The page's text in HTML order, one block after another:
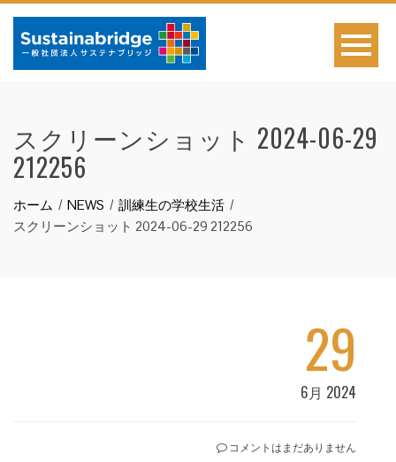
スクリーンショット 2024-06-29
212256
ホーム NEWS
訓練生の学校生活
スクリーンショット 2024-06-29 212256
29
6月 2024
コメントはまだありません